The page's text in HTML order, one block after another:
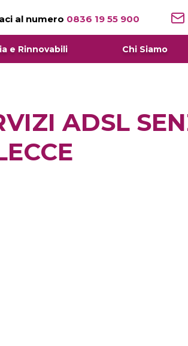
al numero 0836 19 55 900
e Rinnovabili Chi Siamo
ADSL